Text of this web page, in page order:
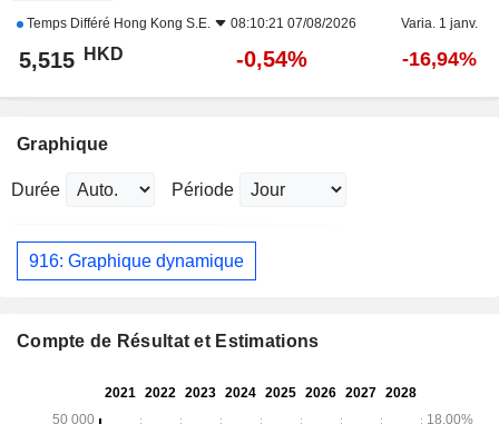
Temps Différé Hong Kong S.E. 08:10:21 07/08/2026 Varia. 1 janv.
5,515 HKD -0,54% -16,94%
Graphique
Durée Période
916: Graphique dynamique
Compte de Résultat et Estimations